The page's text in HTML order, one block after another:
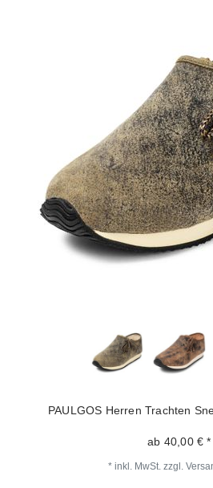
PAULGOS Herren Trachten
ab 40,00 € *
* inkl. MwSt. zzgl.